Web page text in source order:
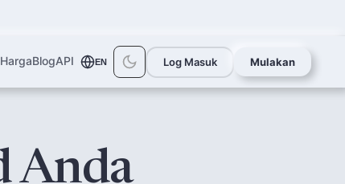
HargaBlogAPI EN Log Masuk Mulakan
Anda